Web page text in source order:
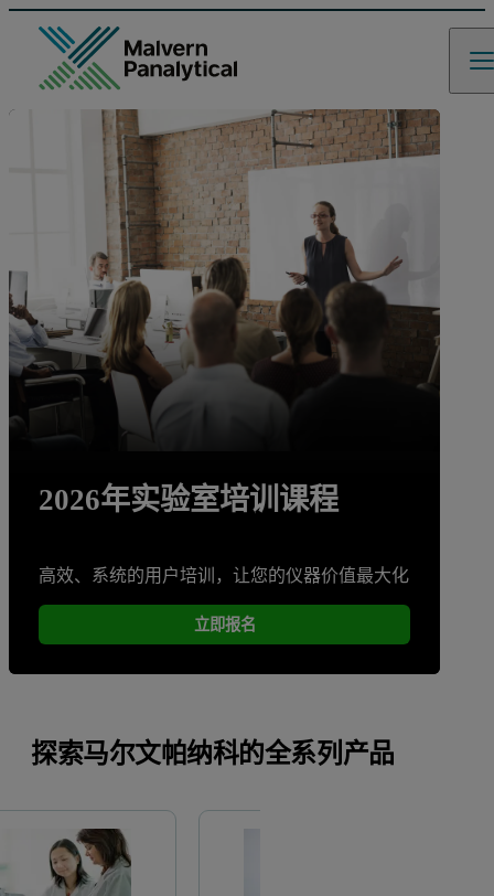
2026年实验室培训课程
高效、系统的用户培训，让您的仪器价值最大化
立即报名
探索马尔文帕纳科的全系列产品